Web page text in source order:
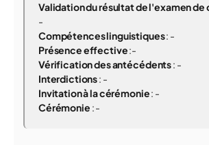
Validation du résultat de l'examen
-
Compétences linguistiques: -
Présence effective:-
Vérification des antécédents: -
Interdictions: -
Invitation à la cérémonie: -
Cérémonie :-